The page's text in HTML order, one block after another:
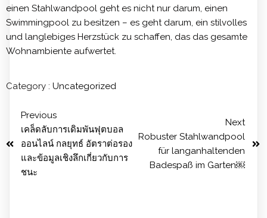
einen Stahlwandpool geht es nicht nur darum, einen
Swimmingpool zu besitzen – es geht darum, ein stilvolles
und langlebiges Herzstück zu schaffen, das das gesamte
Wohnambiente aufwertet.
Category : Uncategorized
Previous
เคล็ดลับการเดิมพันฟุตบอล
ออนไลน์ กลยุทธ์ อัตราต่อรอง
และข้อมูลเชิงลึกเกี่ยวกับการ
ชนะ
Next
Robuster Stahlwandpool
für langanhaltenden
Badespaß im Garten￼